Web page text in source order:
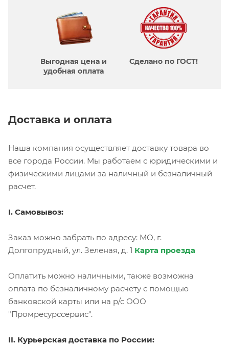
Выгодная цена и
удобная оплата
Сделано по ГОСТ!
Доставка и оплата
Наша компания осуществляет доставку товара во
все города России. Мы работаем с юридическими и
физическими лицами за наличный и безналичный
расчет.
I. Самовывоз:
Заказ можно забрать по адресу: МО, г.
Долгопрудный, ул. Зеленая, д. 1 Карта проезда
Оплатить можно наличными, также возможна
оплата по безналичному расчету с помощью
банковской карты или на р/с ООО
"Промресурссервис".
II. Курьерская доставка по России: